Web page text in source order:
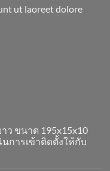
ut laoreet dolore
ว ขนาด 195x15x10
นการเข้าติดตั้ง​ให้กับ